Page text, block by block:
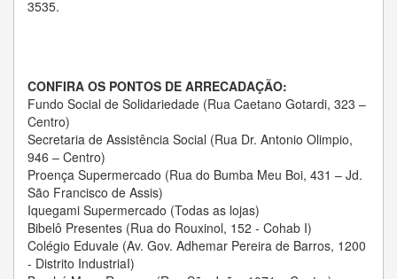
3535.
CONFIRA OS PONTOS DE ARRECADAÇÃO:
Fundo Social de Solidariedade (Rua Caetano Gotardi, 323 –
Centro)
Secretaria de Assistência Social (Rua Dr. Antonio Olimpio,
946 – Centro)
Proença Supermercado (Rua do Bumba Meu Boi, 431 – Jd.
São Francisco de Assis)
Iquegami Supermercado (Todas as lojas)
Bibelô Presentes (Rua do Rouxinol, 152 - Cohab I)
Colégio Eduvale (Av. Gov. Adhemar Pereira de Barros, 1200
- Distrito IndustriaI)